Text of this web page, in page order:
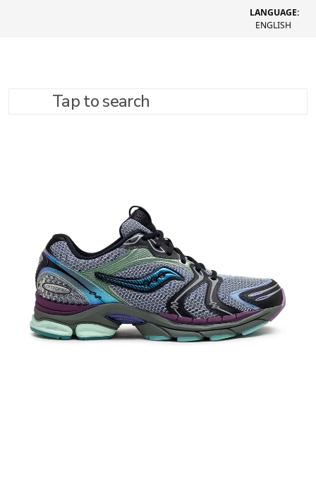
LANGUAGE:
ENGLISH
Tap to search